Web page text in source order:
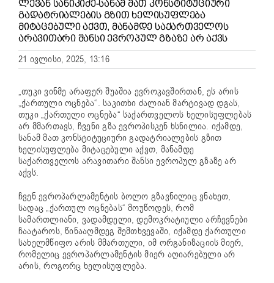
ᲚᲔᲕᲐᲜ ᲡᲐᲜᲘᲙᲘᲫᲔ-ᲡᲐᲜᲐᲛ ᲛᲐᲗ ᲙᲝᲜᲡᲢᲘᲢᲣᲪᲘᲣᲠᲘ
ᲒᲐᲓᲐᲢᲠᲘᲐᲚᲔᲑᲘᲡ ᲒᲖᲘᲗ ᲮᲔᲚᲘᲡᲣᲤᲚᲔᲑᲐ
ᲛᲘᲢᲐᲪᲔᲑᲣᲚᲘ ᲐᲥᲕᲗ, ᲛᲐᲜᲐᲛᲓᲔ ᲡᲐᲥᲐᲠᲗᲕᲔᲚᲝᲡ
ᲐᲠᲐᲕᲘᲗᲐᲠᲘ ᲨᲐᲜᲡᲘ ᲔᲕᲠᲝᲞᲣᲚ ᲒᲖᲐᲖᲔ ᲐᲠ ᲐᲥᲕᲡ
21 ივლისი, 2025, 13:16
„თუკი ვინმე არაფერ შუაშია ევროკავშირთან, ეს არის
„ქართული ოცნება“. საკითხი ძალიან მარტივად დგას,
თუკი „ქართული ოცნება“ საქართველოს ხელისუფლებას
არ მმართავს, ჩვენი გზა ევროპისკენ ხსნილია. იქამდე,
სანამ მათ კონსტიტუციური გადატრიალების გზით
ხელისუფლება მიტაცებული აქვთ, მანამდე
საქართველოს არავითარი შანსი ევროპულ გზაზე არ
აქვს.
ჩვენ ევროპარლამენტის ბოლო გზავნილიც ვნახეთ,
სადაც „ქართულ ოცნებას“ მოუწოდეს, რომ
სამართლიანი, ვადამდელი, დემოკრატიული არჩევნები
ჩაატაროს, წინააღმდეგ შემთხვევაში, იქამდე ქართული
სახელმწიფო არის მმართული, იმ ორგანიზაციის მიერ,
რომელიც ევროპარლამენტის მიერ აღიარებული არ
არის, როგორც ხელისუფლება.